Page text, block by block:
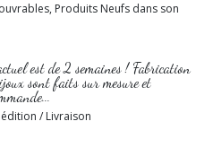
Produits Neufs dans son
est de 2 semaines ! Fabrication
sont faits sur mesure et
/ Livraison